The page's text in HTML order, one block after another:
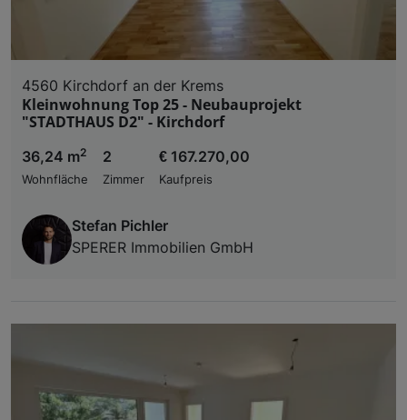
4560 Kirchdorf an der Krems
Kleinwohnung Top 25 - Neubauprojekt
"STADTHAUS D2" - Kirchdorf
36,24 m2
Wohnfläche
2
Zimmer
€ 167.270,00
Kaufpreis
Stefan Pichler
SPERER Immobilien GmbH